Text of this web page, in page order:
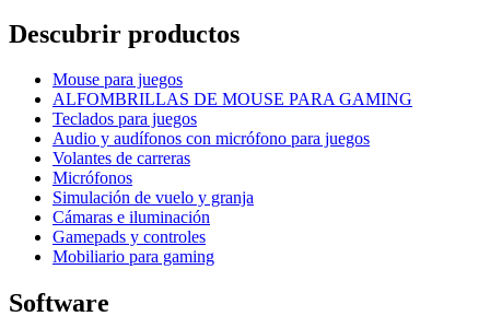
Descubrir productos
Mouse para juegos
ALFOMBRILLAS DE MOUSE PARA GAMING
Teclados para juegos
Audio y audífonos con micrófono para juegos
Volantes de carreras
Micrófonos
Simulación de vuelo y granja
Cámaras e iluminación
Gamepads y controles
Mobiliario para gaming
Software